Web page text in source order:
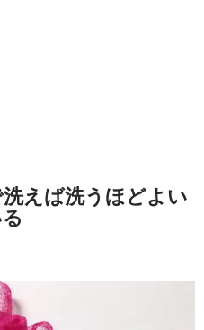
えば洗うほどよい